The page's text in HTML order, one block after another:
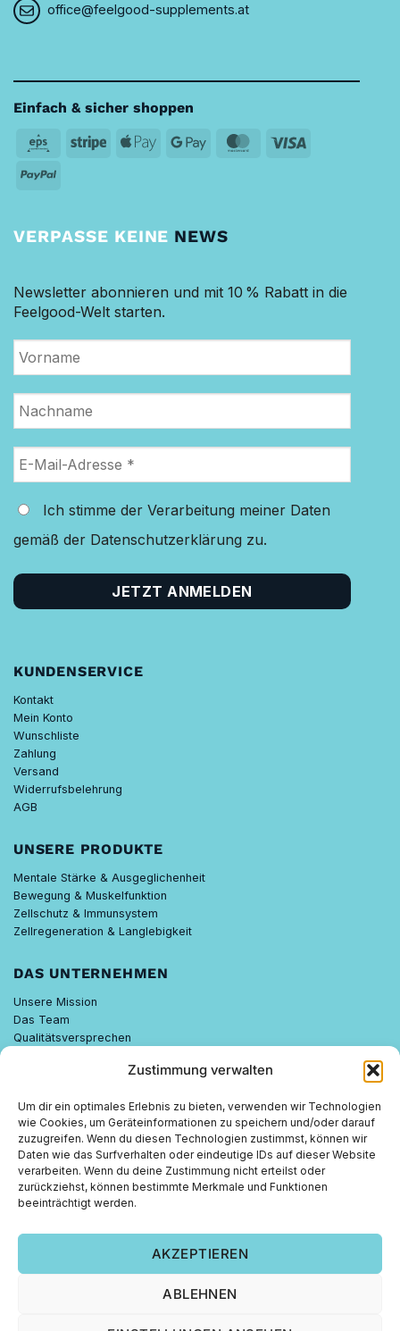
Zustimmung verwalten
Um dir ein optimales Erlebnis zu bieten, verwenden wir Technologien
wie Cookies, um Geräteinformationen zu speichern und/oder darauf
zuzugreifen. Wenn du diesen Technologien zustimmst, können wir
Daten wie das Surfverhalten oder eindeutige IDs auf dieser Website
verarbeiten. Wenn du deine Zustimmung nicht erteilst oder
zurückziehst, können bestimmte Merkmale und Funktionen
beeinträchtigt werden.
AKZEPTIEREN
ABLEHNEN
office@feelgood-supplements.at
Einfach & sicher shoppen
Eps Stripe Apple Google
MasterCard
Visa
PayPal
VERPASSE KEINE NEWS
Newsletter abonnieren und mit 10 % Rabatt in die
Feelgood-Welt starten.
Ich stimme der Verarbeitung meiner Daten
gemäß der Datenschutzerklärung zu.
KUNDENSERVICE
Kontakt
Mein Konto
Wunschliste
Zahlung
Versand
Widerrufsbelehrung
AGB
UNSERE PRODUKTE
Mentale Stärke & Ausgeglichenheit
Bewegung & Muskelfunktion
Zellschutz & Immunsystem
Zellregeneration & Langlebigkeit
DAS UNTERNEHMEN
Unsere Mission
Das Team
Qualitätsversprechen
FEELGOOD WISSEN
FEELGOOD PARTNER
Empfehlen lohnt sich.
Gute Produkte sprechen sich herum – und das belohnen wir. Jetzt
ZUM PARTNERBEREICH